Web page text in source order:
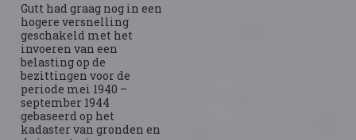
Gutt had graag nog in een
hogere versnelling
geschakeld met het
invoeren van een
belasting op de
bezittingen voor de
periode mei 1940 –
september 1944
gebaseerd op het
kadaster van gronden en